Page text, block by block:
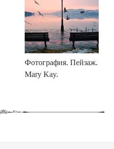
Фотография. Пейзаж.
Mary Kay.